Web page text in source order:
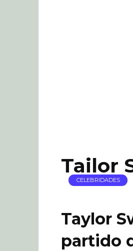
Tailor
CELEBRIDADES
Taylor
partido